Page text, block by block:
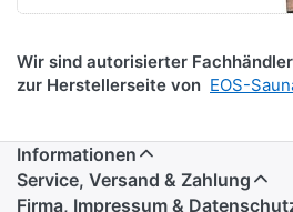
Wir sind autorisierter
zur Herstellerseite von EOS-
Informationen
Service, Versand & Zahlung
Firma, Impressum &